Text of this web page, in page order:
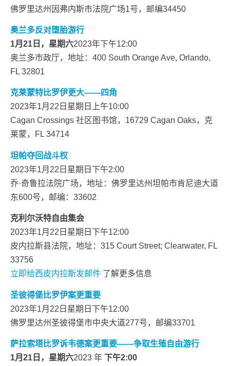
佛罗里达州因弗内斯市法院广场1号，邮编34450
奥兰多反对堕胎游行
1月21日，星期六2023年下午12:00
奥兰多市政厅，地址：400 South Orange Ave, Orlando,
FL 32801
克莱蒙特比罗伊更大——四角
2023年1月22日星期日上午10:00
Cagan Crossings 社区图书馆，16729 Cagan Oaks，克
莱蒙，FL 34714
坦帕夺回战斗权
2023年1月22日星期日下午2:00
乔·奇鲁拉法院广场，地址：佛罗里达州坦帕市肯尼迪大道
东600号，邮编：33602
克利尔沃特自由集会
2023年1月22日星期日下午12:00
皮内拉斯县法院，地址：315 Court Street; Clearwater, FL
33756
立即给西皮内拉斯发邮件 了解更多信息
圣彼得堡比罗伊案更重要
2023年1月22日星期日下午12:00
佛罗里达州圣彼得堡市中央大道277号，邮编33701
萨拉索塔比罗诉韦德案更重要——争取生殖自由游行
1月21日，星期六2023 年 下午2:00